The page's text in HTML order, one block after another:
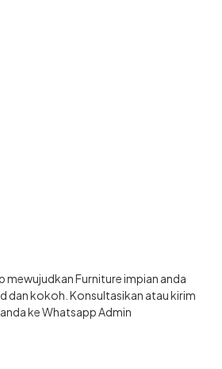
mewujudkan Furniture impian anda
dan kokoh. Konsultasikan atau kirim
ke Whatsapp Admin